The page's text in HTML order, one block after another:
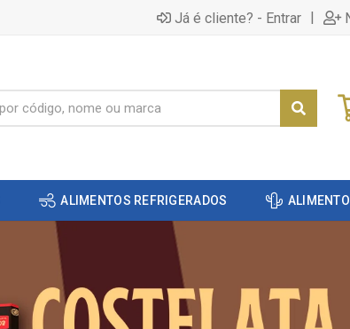
Já é cliente? - Entrar |
ALIMENTOS REFRIGERADOS